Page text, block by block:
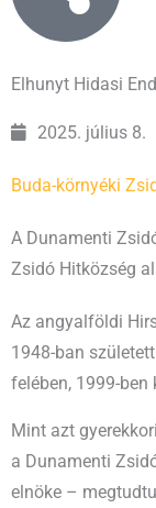
Elhunyt Hidasi
2025. július 8.
Buda-környéki
A Dunamenti
Zsidó Hitközség
Az angyalföldi
1948-ban
felében, 1999-
Mint azt
a Dunamenti
elnöke –